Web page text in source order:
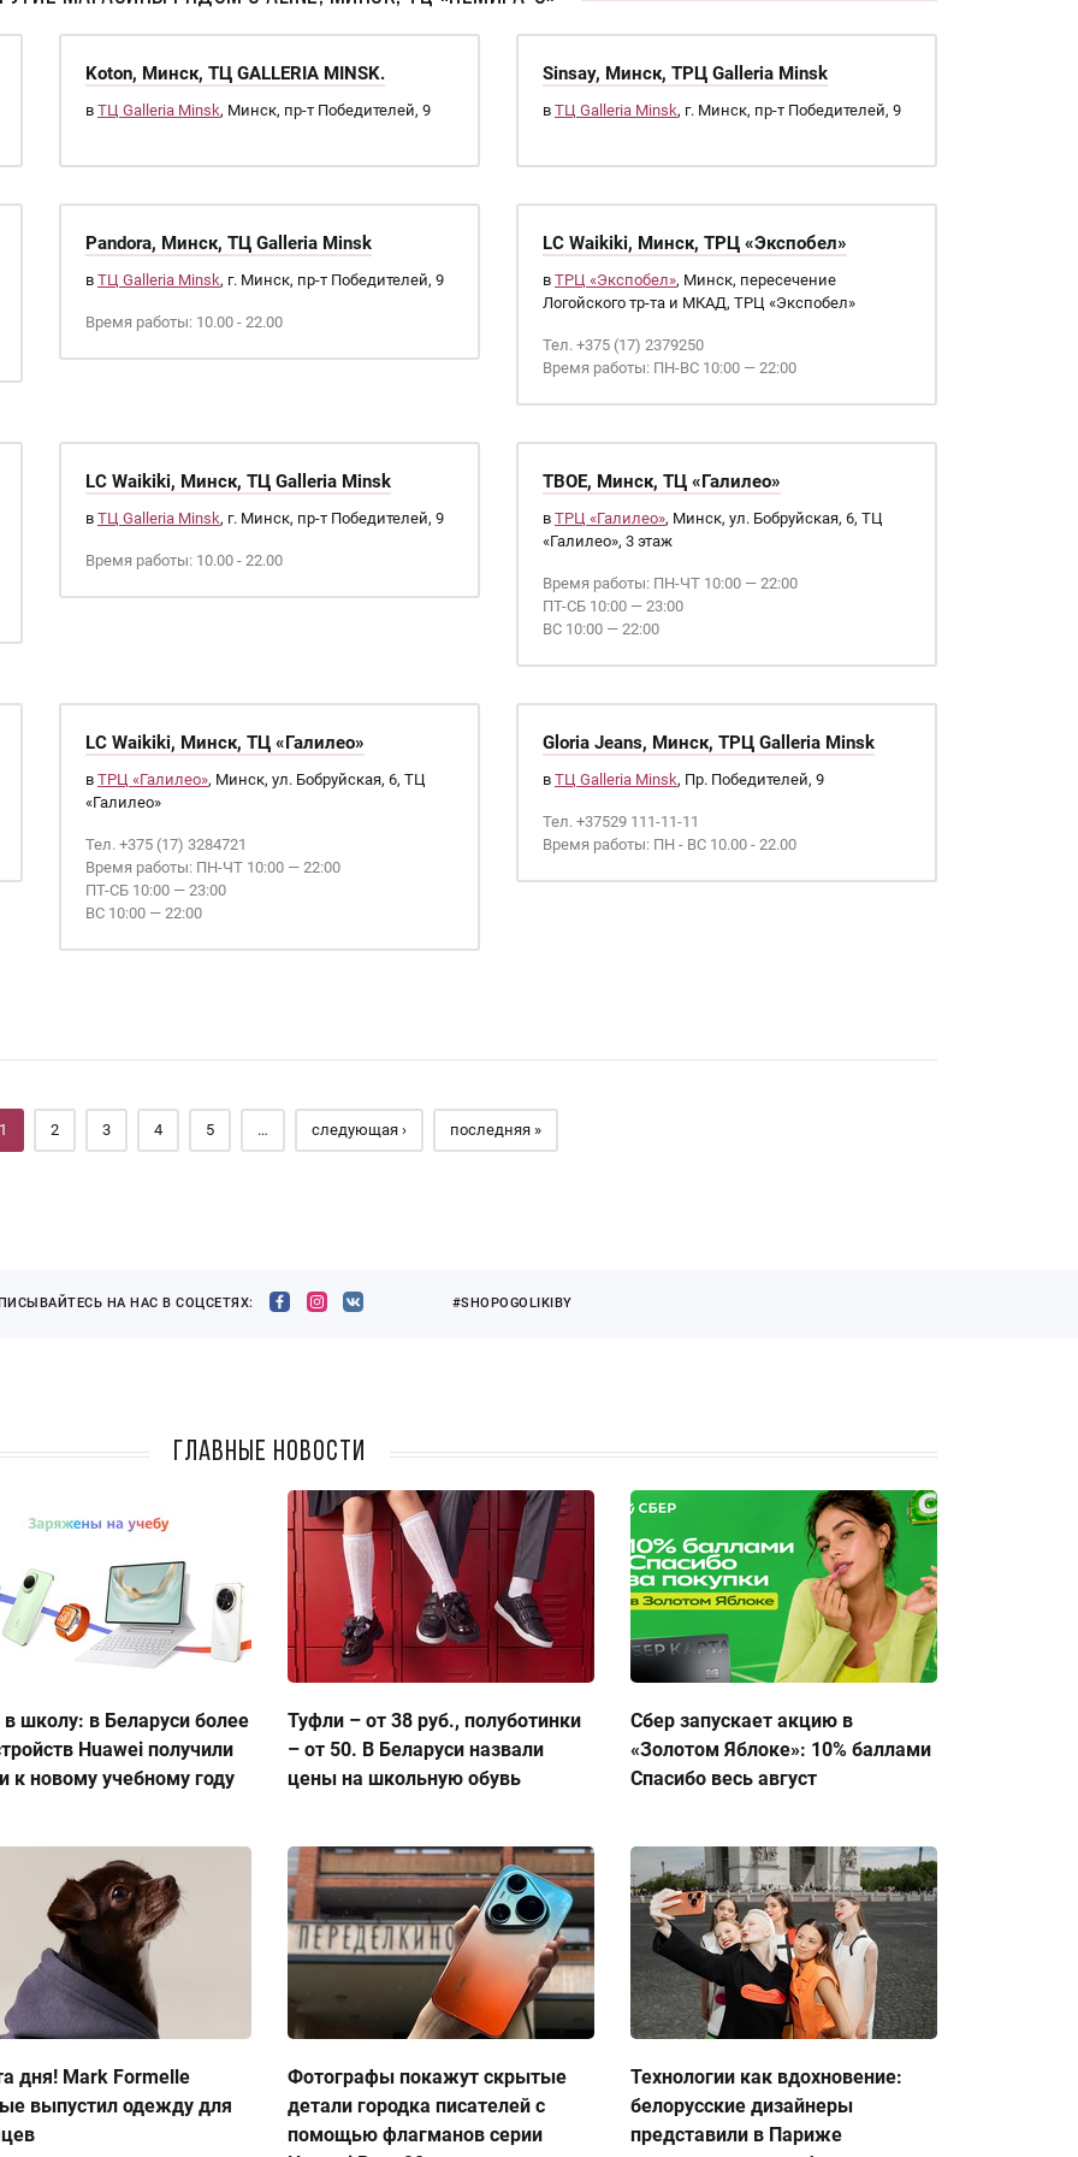
Koton, Минск, ТЦ GALLERIA MINSK.
в ТЦ Galleria Minsk, Минск, пр-т Победителей, 9
Sinsay, Минск, ТРЦ Galleria Minsk
в ТЦ Galleria Minsk, г. Минск, пр-т Победителей, 9
Pandora, Минск, ТЦ Galleria Minsk
в ТЦ Galleria Minsk, г. Минск, пр-т Победителей, 9
Время работы: 10.00 - 22.00
LC Waikiki, Минск, ТРЦ «Экспобел»
в ТРЦ «Экспобел», Минск, пересечение
Логойского тр-та и МКАД, ТРЦ «Экспобел»
Тел. +375 (17) 2379250
Время работы: ПН-ВС 10:00 — 22:00
LC Waikiki, Минск, ТЦ Galleria Minsk
в ТЦ Galleria Minsk, г. Минск, пр-т Победителей, 9
Время работы: 10.00 - 22.00
ТВОЕ, Минск, ТЦ «Галилео»
в ТРЦ «Галилео», Минск, ул. Бобруйская, 6, ТЦ
«Галилео», 3 этаж
Время работы: ПН-ЧТ 10:00 — 22:00
ПТ-СБ 10:00 — 23:00
ВС 10:00 — 22:00
LC Waikiki, Минск, ТЦ «Галилео»
в ТРЦ «Галилео», Минск, ул. Бобруйская, 6, ТЦ
«Галилео»
Тел. +375 (17) 3284721
Время работы: ПН-ЧТ 10:00 — 22:00
ПТ-СБ 10:00 — 23:00
ВС 10:00 — 22:00
Gloria Jeans, Минск, ТРЦ Galleria Minsk
в ТЦ Galleria Minsk, Пр. Победителей, 9
Тел. +37529 111-11-11
Время работы: ПН - ВС 10.00 - 22.00
2 3 4 5 … следующая › последняя »
НА НАС В СОЦСЕТЯХ: #SHOPOGOLIKIBY
Главные новости
школу: в Беларуси более
Huawei получили
к новому учебному году
Туфли – от 38 руб., полуботинки
– от 50. В Беларуси назвали
цены на школьную обувь
Сбер запускает акцию в
«Золотом Яблоке»: 10% баллами
Спасибо весь август
дня! Mark Formelle
выпустил одежду для
Фотографы покажут скрытые
детали городка писателей с
помощью флагманов серии
Технологии как вдохновение:
белорусские дизайнеры
представили в Париже